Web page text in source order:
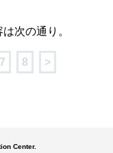
次の通り。
7 8 >
Center.